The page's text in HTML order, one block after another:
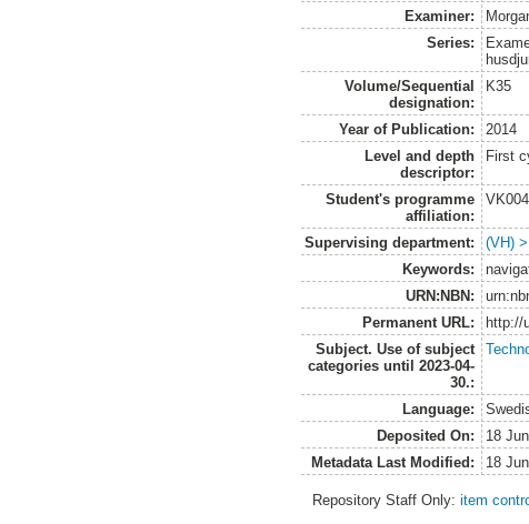
Examiner:
Series:
Volume/Sequential
designation:
K35
Year of Publication:
2014
Level and depth
descriptor:
First
Student's programme
affiliation:
Supervising department:
(VH)
Keywords:
URN:NBN:
Permanent URL:
http://
Subject. Use of subject
categories until 2023-04-
30.:
Language:
Deposited On:
18
Metadata Last Modified:
18
Repository Staff Only:item